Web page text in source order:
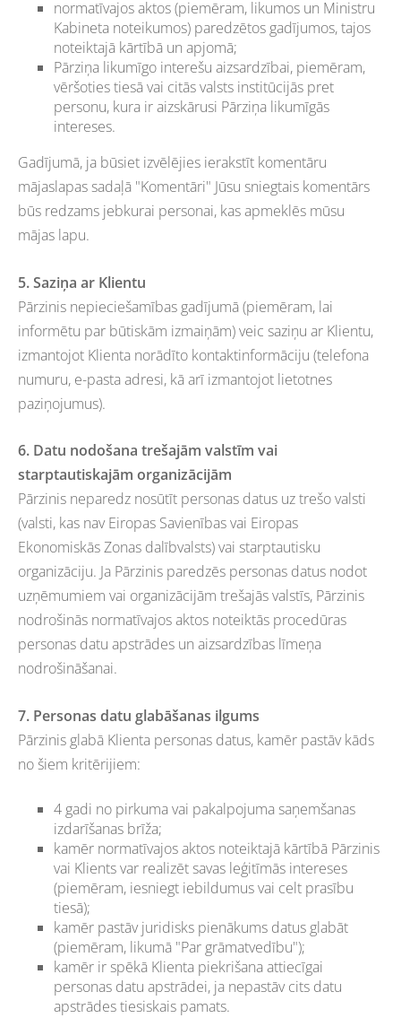
normatīvajos aktos (piemēram, likumos un Ministru
Kabineta noteikumos) paredzētos gadījumos, tajos
noteiktajā kārtībā un apjomā;
Pārziņa likumīgo interešu aizsardzībai, piemēram,
vēršoties tiesā vai citās valsts institūcijās pret
personu, kura ir aizskārusi Pārziņa likumīgās
intereses.
Gadījumā, ja būsiet izvēlējies ierakstīt komentāru
mājaslapas sadaļā "Komentāri" Jūsu sniegtais komentārs
būs redzams jebkurai personai, kas apmeklēs mūsu
mājas lapu.
5. Saziņa ar Klientu
Pārzinis nepieciešamības gadījumā (piemēram, lai
informētu par būtiskām izmaiņām) veic saziņu ar Klientu,
izmantojot Klienta norādīto kontaktinformāciju (telefona
numuru, e-pasta adresi, kā arī izmantojot lietotnes
paziņojumus).
6. Datu nodošana trešajām valstīm vai
starptautiskajām organizācijām
Pārzinis neparedz nosūtīt personas datus uz trešo valsti
(valsti, kas nav Eiropas Savienības vai Eiropas
Ekonomiskās Zonas dalībvalsts) vai starptautisku
organizāciju. Ja Pārzinis paredzēs personas datus nodot
uzņēmumiem vai organizācijām trešajās valstīs, Pārzinis
nodrošinās normatīvajos aktos noteiktās procedūras
personas datu apstrādes un aizsardzības līmeņa
nodrošināšanai.
7. Personas datu glabāšanas ilgums
Pārzinis glabā Klienta personas datus, kamēr pastāv kāds
no šiem kritērijiem:
4 gadi no pirkuma vai pakalpojuma saņemšanas
izdarīšanas brīža;
kamēr normatīvajos aktos noteiktajā kārtībā Pārzinis
vai Klients var realizēt savas leģitīmās intereses
(piemēram, iesniegt iebildumus vai celt prasību
tiesā);
kamēr pastāv juridisks pienākums datus glabāt
(piemēram, likumā "Par grāmatvedību");
kamēr ir spēkā Klienta piekrišana attiecīgai
personas datu apstrādei, ja nepastāv cits datu
apstrādes tiesiskais pamats.